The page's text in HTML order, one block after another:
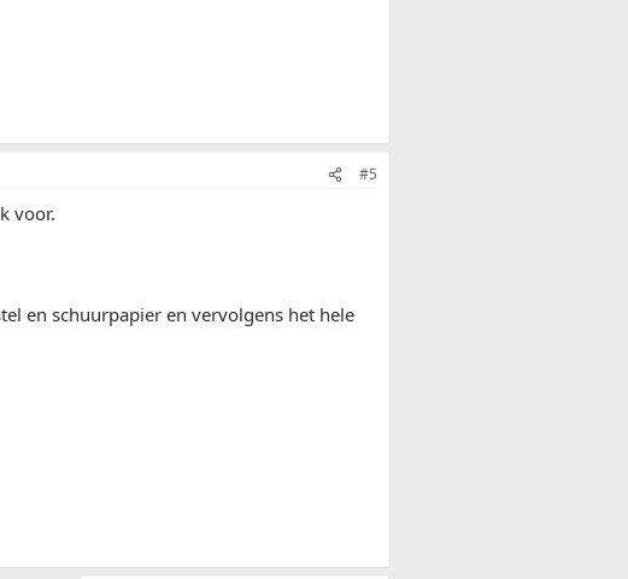
#5
voor.
en schuurpapier en vervolgens het hele